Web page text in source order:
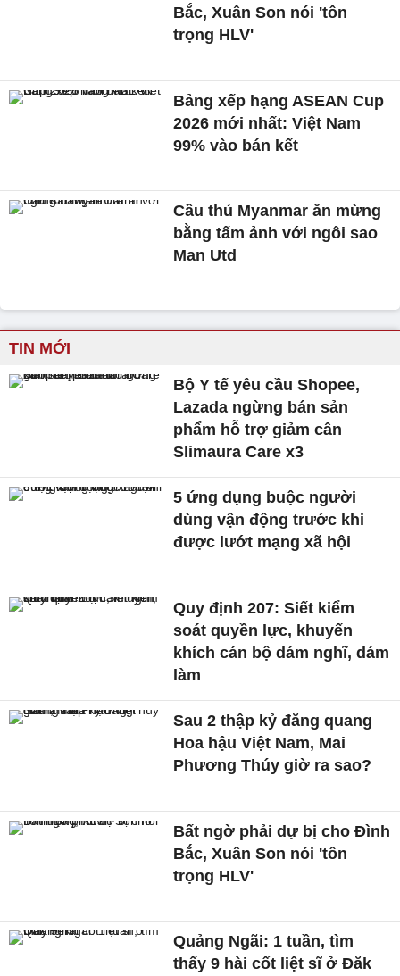
Bắc, Xuân Son nói 'tôn
trọng HLV'
Bảng xếp hạng ASEAN Cup
2026 mới nhất: Việt Nam
99% vào bán kết
Cầu thủ Myanmar ăn mừng
bằng tấm ảnh với ngôi sao
Man Utd
TIN MỚI
Bộ Y tế yêu cầu Shopee,
Lazada ngừng bán sản
phẩm hỗ trợ giảm cân
Slimaura Care x3
5 ứng dụng buộc người
dùng vận động trước khi
được lướt mạng xã hội
Quy định 207: Siết kiểm
soát quyền lực, khuyến
khích cán bộ dám nghĩ, dám
làm
Sau 2 thập kỷ đăng quang
Hoa hậu Việt Nam, Mai
Phương Thúy giờ ra sao?
Bất ngờ phải dự bị cho Đình
Bắc, Xuân Son nói 'tôn
trọng HLV'
Quảng Ngãi: 1 tuần, tìm
thấy 9 hài cốt liệt sĩ ở Đăk